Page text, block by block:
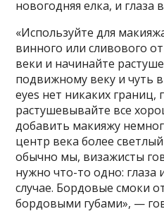
новогодняя елка, и глаза
«Используйте для
винного или сливового
веки и начинайте
подвижному веку и чуть
eyes нет никаких границ,
растушевывайте все
добавить макияжу
центр века более
обычно мы, визажисты
нужно что-то одно: глаза
случае. Бордовые смоки
бордовыми губами», —